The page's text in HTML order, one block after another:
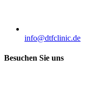
info@dtfclinic.de
Besuchen Sie uns